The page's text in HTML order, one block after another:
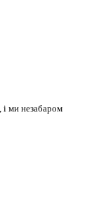
ми незабаром